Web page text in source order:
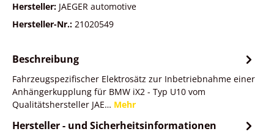
Hersteller: JAEGER automotive
Hersteller-Nr.: 21020549
Beschreibung
Fahrzeugspezifischer Elektrosätz zur Inbetriebnahme einer
Anhängerkupplung für BMW iX2 - Typ U10 vom
Qualitätshersteller JAE… Mehr
Hersteller - und Sicherheitsinformationen